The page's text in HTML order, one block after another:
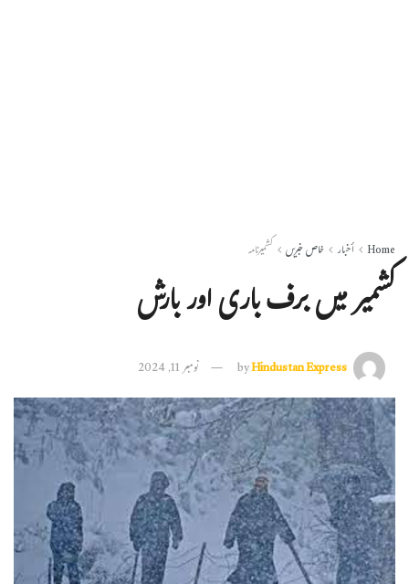
Home أخبار خاص خبریں کشمیرنامہ
کشمیر میں برف باری اور بارش
byHindustan Express نومبر 11, 2024